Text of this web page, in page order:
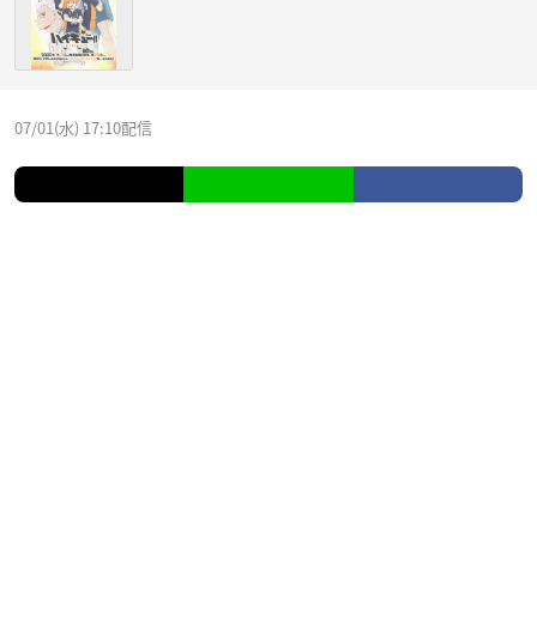
07/01(水) 17:10配信